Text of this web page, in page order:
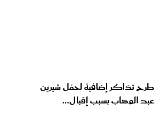
طرح تذاكر إضافية لحفل شيرين
عبد الوهاب بسبب إقبال...